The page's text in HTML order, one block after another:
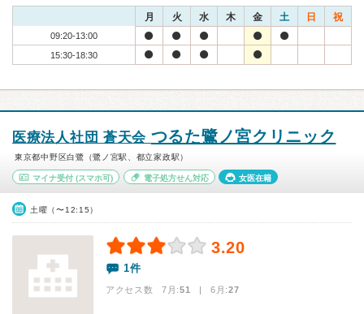
月 火 水 木 金 土 日 祝
09:20-13:00
15:30-18:30
医療法人社団 蒼天会 つるた鷺ノ宮クリニック
東京都中野区白鷺（鷺ノ宮駅、都立家政駅）
マイナ受付 (スマホ可) 電子処方せん対応 女医在籍
土曜（〜12:15）
3.20
1件
アクセス数 7月:51 | 6月:27